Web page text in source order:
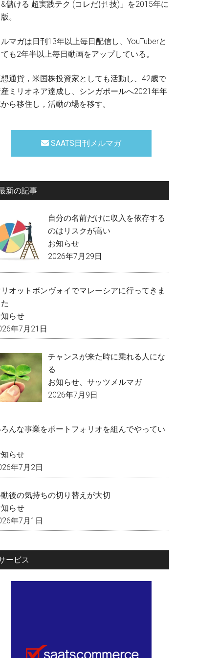
儲ける 超実践テク (コレだけ! 技)」を2015年に
。
マガは日刊13年以上毎日配信し、YouTuberと
も2年半以上毎日動画をアップしている。
通貨，米国株投資家としても活動し、42歳で
ミリオネア達成し、シンガポールへ2021年年
ら移住し，活動の場を移す。
SAATS日刊メルマガ
新の記事
自分の名前だけに収入を依存する
のはリスクが高い
お知らせ
2026年7月29日
オットボンヴォイでマレーシアに行ってきま
らせ
年7月21日
チャンスが来た時に乗れる人にな
る
お知らせ
サッツメルマガ
2026年7月9日
んな事業をポートフォリオを組んでやってい
らせ
年7月2日
後の気持ちの切り替えが大切
らせ
年7月1日
ービス